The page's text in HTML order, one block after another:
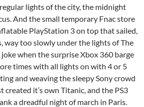
lights of the city, the midnight
And the small temporary Fnac store
PlayStation 3 on top that sailed,
way too slowly under the lights of The
joke when the surprise Xbox 360 barge
times with all lights on with 4 or 5
and weaving the sleepy Sony crowd
it’s own Titanic, and the PS3
a dreadful night of march in Paris.